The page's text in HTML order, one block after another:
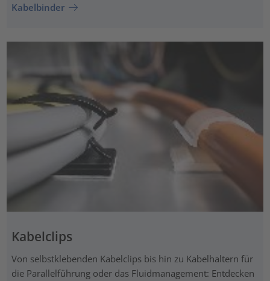
Kabelbinder
Kabelclips
Von selbstklebenden Kabelclips bis hin zu Kabelhaltern für
die Parallelführung oder das Fluidmanagement: Entdecken